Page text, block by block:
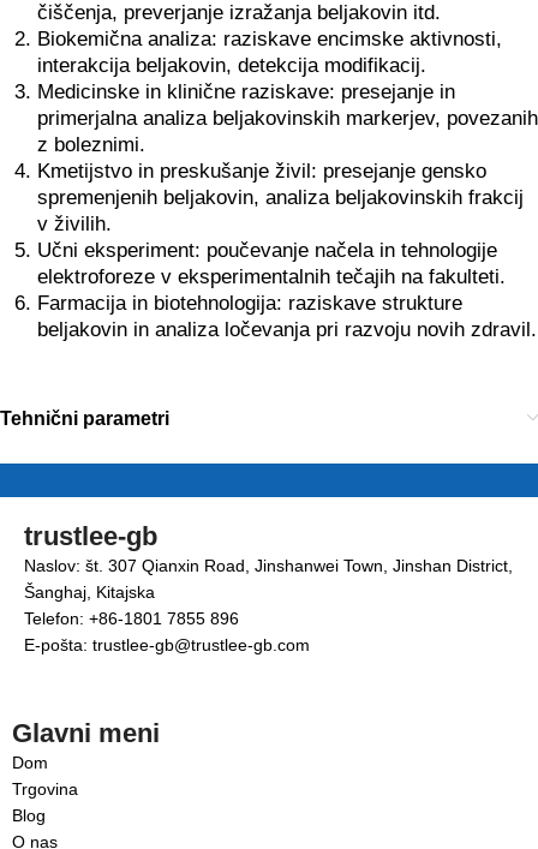
čiščenja, preverjanje izražanja beljakovin itd.
Biokemična analiza: raziskave encimske aktivnosti,
interakcija beljakovin, detekcija modifikacij.
Medicinske in klinične raziskave: presejanje in
primerjalna analiza beljakovinskih markerjev, povezanih
z boleznimi.
Kmetijstvo in preskušanje živil: presejanje gensko
spremenjenih beljakovin, analiza beljakovinskih frakcij
v živilih.
Učni eksperiment: poučevanje načela in tehnologije
elektroforeze v eksperimentalnih tečajih na fakulteti.
Farmacija in biotehnologija: raziskave strukture
beljakovin in analiza ločevanja pri razvoju novih zdravil.
Tehnični parametri
trustlee-gb
Naslov: št. 307 Qianxin Road, Jinshanwei Town, Jinshan District,
Šanghaj, Kitajska
Telefon: +86-1801 7855 896
E-pošta: trustlee-gb@trustlee-gb.com
Glavni meni
Dom
Trgovina
Blog
O nas